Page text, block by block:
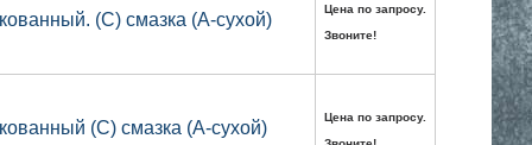
(C) смазка (А-сухой)
Цена по запросу.
Звоните!
(C) смазка (А-сухой)
Цена по запросу.